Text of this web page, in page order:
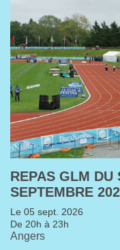
REPAS GLM DU
SEPTEMBRE
Le 05 sept. 2026
De 20h à 23h
Angers